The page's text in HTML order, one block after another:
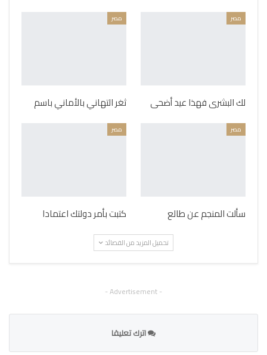
مصر
لك البشرى فهذا عيد أضحى
مصر
ثغر التهاني بالأماني باسم
مصر
سألت المنجم عن طالع
مصر
كتبت بأمر دولتك اعتمادا
تحميل المزيد من القصائد
- Advertisement -
اترك تعليقا